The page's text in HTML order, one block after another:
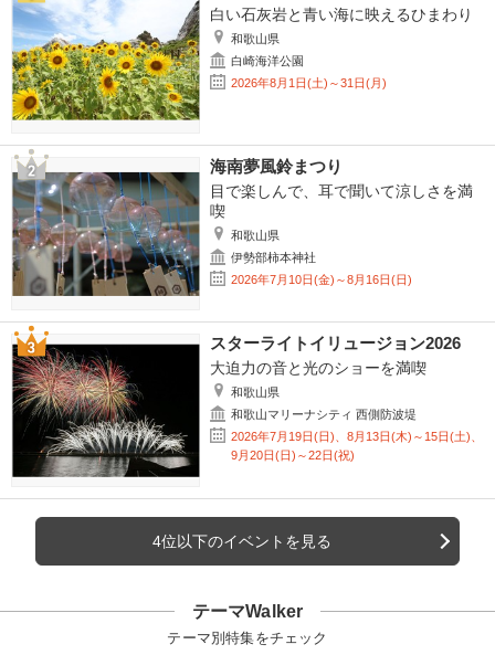
白い石灰岩と青い海に映えるひまわり
和歌山県
白崎海洋公園
2026年8月1日(土)～31日(月)
海南夢風鈴まつり
目で楽しんで、耳で聞いて涼しさを満
喫
和歌山県
伊勢部柿本神社
2026年7月10日(金)～8月16日(日)
スターライトイリュージョン2026
大迫力の音と光のショーを満喫
和歌山県
和歌山マリーナシティ 西側防波堤
2026年7月19日(日)、8月13日(木)～15日(土)、
9月20日(日)～22日(祝)
4位以下のイベントを見る
テーマWalker
テーマ別特集をチェック